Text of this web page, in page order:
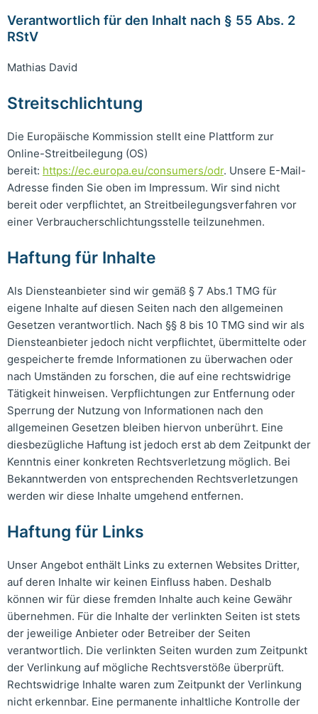
Verantwortlich für den Inhalt nach § 55 Abs. 2
RStV
Mathias David
Streitschlichtung
Die Europäische Kommission stellt eine Plattform zur
Online-Streitbeilegung (OS)
bereit: https://ec.europa.eu/consumers/odr. Unsere E-Mail-
Adresse finden Sie oben im Impressum. Wir sind nicht
bereit oder verpflichtet, an Streitbeilegungsverfahren vor
einer Verbraucherschlichtungsstelle teilzunehmen.
Haftung für Inhalte
Als Diensteanbieter sind wir gemäß § 7 Abs.1 TMG für
eigene Inhalte auf diesen Seiten nach den allgemeinen
Gesetzen verantwortlich. Nach §§ 8 bis 10 TMG sind wir als
Diensteanbieter jedoch nicht verpflichtet, übermittelte oder
gespeicherte fremde Informationen zu überwachen oder
nach Umständen zu forschen, die auf eine rechtswidrige
Tätigkeit hinweisen. Verpflichtungen zur Entfernung oder
Sperrung der Nutzung von Informationen nach den
allgemeinen Gesetzen bleiben hiervon unberührt. Eine
diesbezügliche Haftung ist jedoch erst ab dem Zeitpunkt der
Kenntnis einer konkreten Rechtsverletzung möglich. Bei
Bekanntwerden von entsprechenden Rechtsverletzungen
werden wir diese Inhalte umgehend entfernen.
Haftung für Links
Unser Angebot enthält Links zu externen Websites Dritter,
auf deren Inhalte wir keinen Einfluss haben. Deshalb
können wir für diese fremden Inhalte auch keine Gewähr
übernehmen. Für die Inhalte der verlinkten Seiten ist stets
der jeweilige Anbieter oder Betreiber der Seiten
verantwortlich. Die verlinkten Seiten wurden zum Zeitpunkt
der Verlinkung auf mögliche Rechtsverstöße überprüft.
Rechtswidrige Inhalte waren zum Zeitpunkt der Verlinkung
nicht erkennbar. Eine permanente inhaltliche Kontrolle der